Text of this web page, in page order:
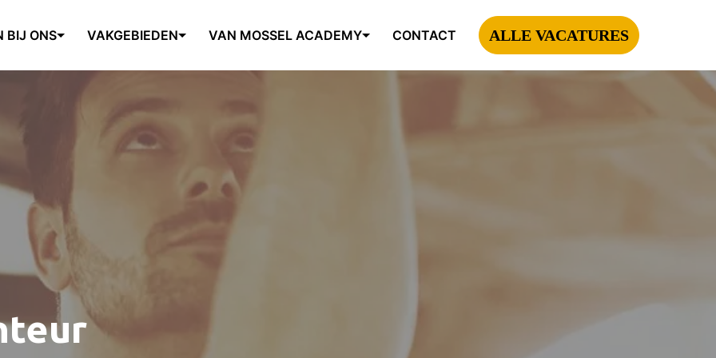
BIJ ONS VAKGEBIEDEN VAN MOSSEL ACADEMY CONTACT ALLE VACATURES